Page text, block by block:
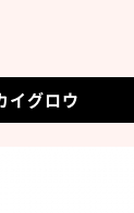
イグロウ